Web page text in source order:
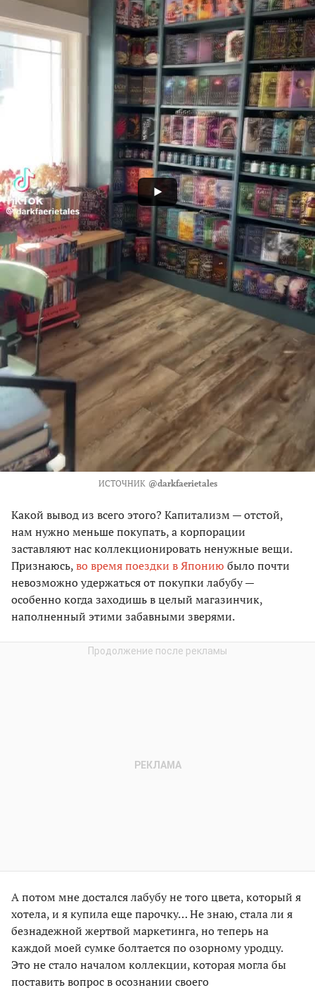
ИСТОЧНИК @darkfaerietales
Какой вывод из всего этого? Капитализм — отстой,
нам нужно меньше покупать, а корпорации
заставляют нас коллекционировать ненужные вещи.
Признаюсь,во время поездки в Японию было почти
невозможно удержаться от покупки лабубу —
особенно когда заходишь в целый магазинчик,
наполненный этими забавными зверями.
А потом мне достался лабубу не того цвета, который я
хотела, и я купила еще парочку… Не знаю, стала ли я
безнадежной жертвой маркетинга, но теперь на
каждой моей сумке болтается по озорному уродцу.
Это не стало началом коллекции, которая могла бы
поставить вопрос в осознании своего